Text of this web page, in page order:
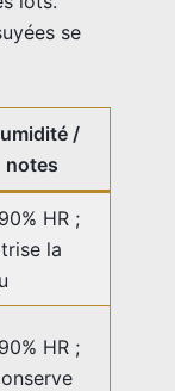
se
/
notes
HR ;
la
HR ;